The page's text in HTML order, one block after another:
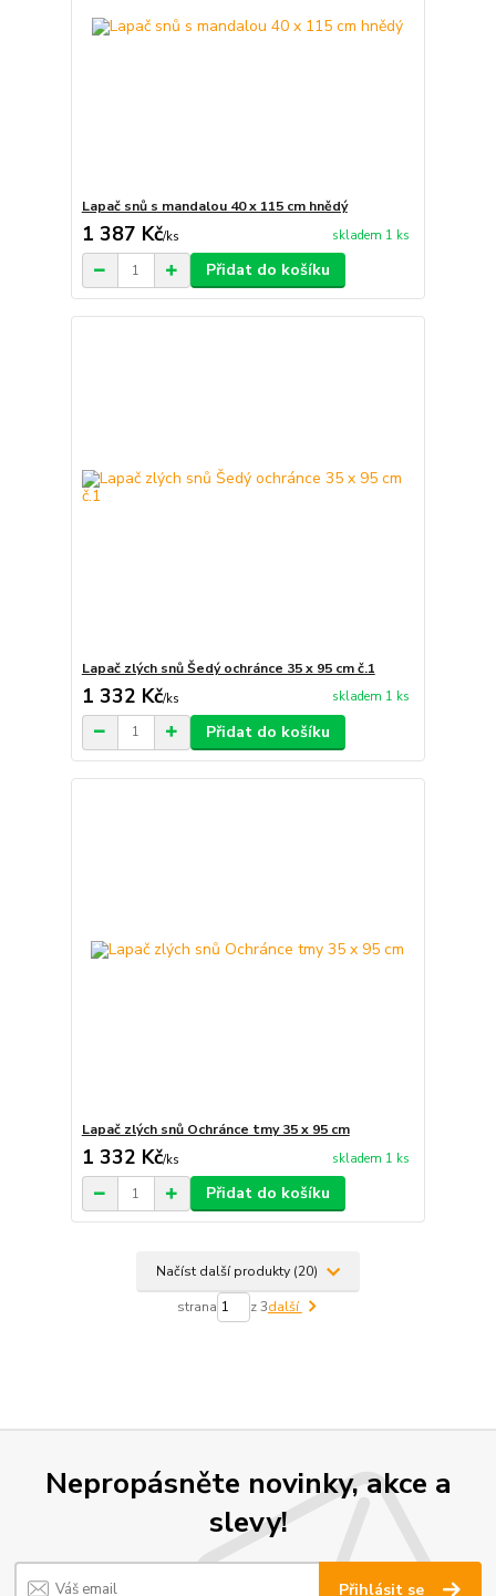
Lapač snů s mandalou 40 x 115 cm hnědý
1 387 Kč/ks skladem 1 ks
Přidat do košíku
Lapač zlých snů Šedý ochránce 35 x 95 cm č.1
1 332 Kč/ks skladem 1 ks
Přidat do košíku
Lapač zlých snů Ochránce tmy 35 x 95 cm
1 332 Kč/ks skladem 1 ks
Přidat do košíku
Načíst další produkty (20)
strana z 3další
Nepropásněte novinky, akce a
slevy!
Přihlásit se